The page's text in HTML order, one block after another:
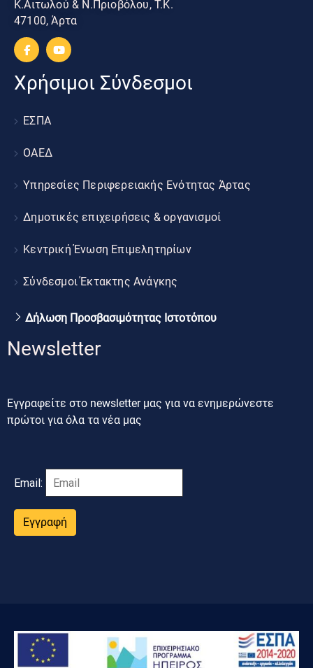
Κ.Αιτωλού & Ν.Πριοβόλου, Τ.Κ.
47100, Άρτα
Χρήσιμοι Σύνδεσμοι
ΕΣΠΑ
ΟΑΕΔ
Υπηρεσίες Περιφερειακής Ενότητας Άρτας
Δημοτικές επιχειρήσεις & οργανισμοί
Κεντρική Ένωση Επιμελητηρίων
Σύνδεσμοι Έκτακτης Ανάγκης
Δήλωση Προσβασιμότητας Ιστοτόπου
Newsletter
Εγγραφείτε στο newsletter μας για να ενημερώνεστε
πρώτοι για όλα τα νέα μας
Email:
Εγγραφή